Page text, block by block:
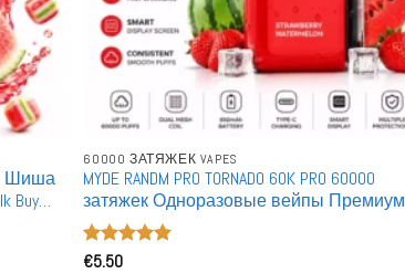
Шиша
Buy
60000 ЗАТЯЖЕК VAPES
MYDE RANDM PRO TORNADO 60K PRO 60000
затяжек Одноразовые вейпы Премиум
Двойная сетчатая катушка Оптовая
продажа
Оценка
€5.50